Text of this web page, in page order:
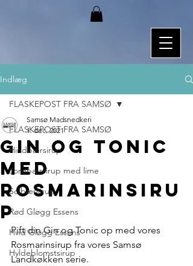
Indlæg
FLASKEPOST FRA SAMSØ
Hindbærsirup
Jordbærsirup med lime
Solbærsirup
Rød Gløgg Essens
Hvid Gløgg Essens
Hyldeblomstsirup
FLASKEPOST FRA SAMSØ
Gin og tonic
med
rosmarinsiru
p
Samsø Madsnedkeri
1. dec. 2021
Pift din Gin og Tonic op med vores
Rosmarinsirup fra vores Samsø
Landkøkken serie.